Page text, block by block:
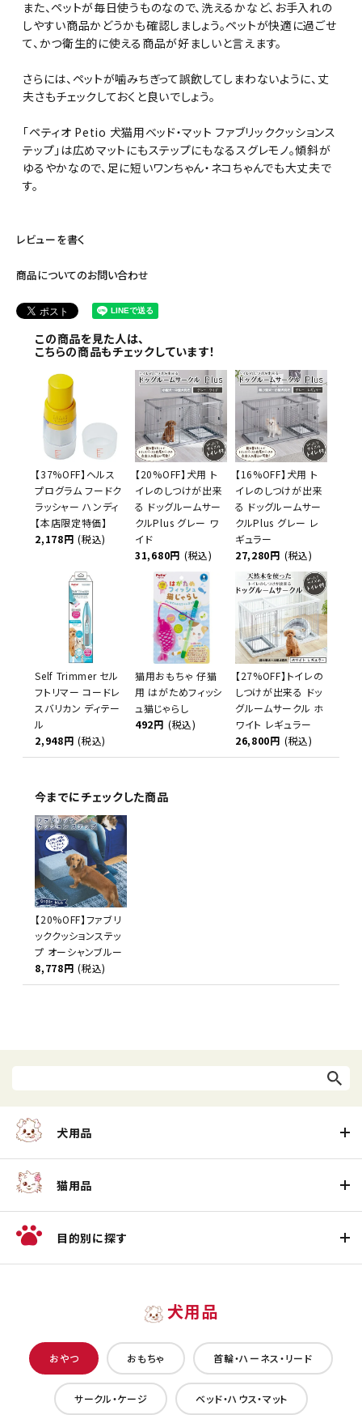
また、ペットが毎日使うものなので、洗えるかなど、お手入れの
しやすい商品かどうかも確認しましょう。ペットが快適に過ごせ
て、かつ衛生的に使える商品が好ましいと言えます。
さらには、ペットが噛みちぎって誤飲してしまわないように、丈
夫さもチェックしておくと良いでしょう。
「ペティオ Petio 犬猫用ベッド・マット ファブリッククッションス
テップ」は広めマットにもステップにもなるスグレモノ。傾斜が
ゆるやかなので、足に短いワンちゃん・ネコちゃんでも大丈夫で
す。
レビューを書く
商品についてのお問い合わせ
この商品を見た人は、
こちらの商品もチェックしています！
【37%OFF】ヘルス
プログラム フードク
ラッシャー ハンディ
【本店限定特価】
2,178円 (税込)
【20%OFF】犬用 ト
イレのしつけが出来
る ドッグルームサー
クルPlus グレー ワ
イド
31,680円 (税込)
【16%OFF】犬用 ト
イレのしつけが出来
る ドッグルームサー
クルPlus グレー レ
ギュラー
27,280円 (税込)
Self Trimmer セル
フトリマー コードレ
スバリカン ディテー
ル
2,948円 (税込)
猫用おもちゃ 仔猫
用 はがためフィッシ
ュ猫じゃらし
492円 (税込)
【27%OFF】トイレの
しつけが出来る ドッ
グルームサークル ホ
ワイト レギュラー
26,800円 (税込)
今までにチェックした商品
【20%OFF】ファブリ
ッククッションステッ
プ オーシャンブルー
8,778円 (税込)
犬用品
猫用品
目的別に探す
犬用品
おやつ おもちゃ 首輪・ハーネス・リード
サークル・ケージ ベッド・ハウス・マット